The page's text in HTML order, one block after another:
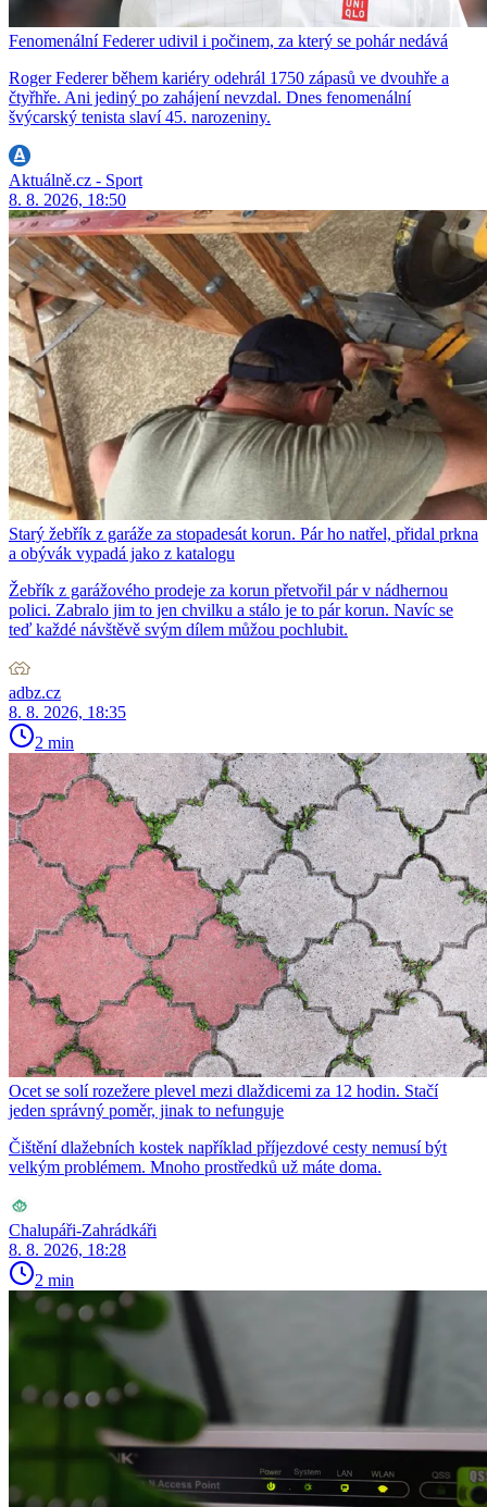
Fenomenální Federer udivil i počinem, za který se pohár nedává
Roger Federer během kariéry odehrál 1750 zápasů ve dvouhře a
čtyřhře. Ani jediný po zahájení nevzdal. Dnes fenomenální
švýcarský tenista slaví 45. narozeniny.
Aktuálně.cz - Sport
8. 8. 2026, 18:50
Starý žebřík z garáže za stopadesát korun. Pár ho natřel, přidal prkna
a obývák vypadá jako z katalogu
Žebřík z garážového prodeje za korun přetvořil pár v nádhernou
polici. Zabralo jim to jen chvilku a stálo je to pár korun. Navíc se
teď každé návštěvě svým dílem můžou pochlubit.
adbz.cz
8. 8. 2026, 18:35
2 min
Ocet se solí rozežere plevel mezi dlaždicemi za 12 hodin. Stačí
jeden správný poměr, jinak to nefunguje
Čištění dlažebních kostek například příjezdové cesty nemusí být
velkým problémem. Mnoho prostředků už máte doma.
Chalupáři-Zahrádkáři
8. 8. 2026, 18:28
2 min